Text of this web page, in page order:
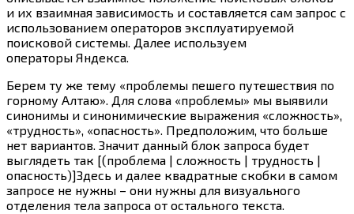
и их взаимная зависимость и составляется сам запрос с
использованием операторов эксплуатируемой
поисковой системы. Далее используем
операторы Яндекса.
Берем ту же тему «проблемы пешего путешествия по
горному Алтаю». Для слова «проблемы» мы выявили
синонимы и синонимические выражения «сложность»,
«трудность», «опасность». Предположим, что больше
нет вариантов. Значит данный блок запроса будет
выглядеть так [(проблема | сложность | трудность |
опасность)]Здесь и далее квадратные скобки в самом
запросе не нужны – они нужны для визуального
отделения тела запроса от остального текста.